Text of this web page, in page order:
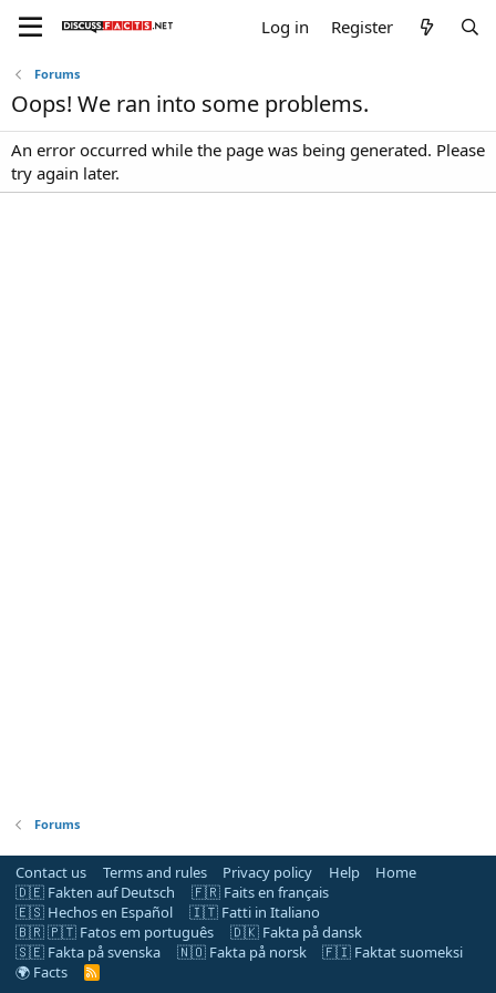
Log in Register
Forums
Oops! We ran into some problems.
An error occurred while the page was being generated. Please
try again later.
Forums
Contact us Terms and rules Privacy policy Help
Home
🇩🇪 Fakten auf Deutsch
🇫🇷 Faits en français
🇪🇸 Hechos en Español
🇮🇹 Fatti in Italiano
🇧🇷 🇵🇹 Fatos em português
🇩🇰 Fakta på dansk
🇸🇪 Fakta på svenska
🇳🇴 Fakta på norsk
🇫🇮 Faktat suomeksi
🌍 Facts
R